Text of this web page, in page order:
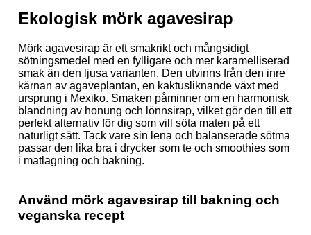
Ekologisk mörk agavesirap
Mörk agavesirap är ett smakrikt och mångsidigt
sötningsmedel med en fylligare och mer karamelliserad
smak än den ljusa varianten. Den utvinns från den inre
kärnan av agaveplantan, en kaktusliknande växt med
ursprung i Mexiko. Smaken påminner om en harmonisk
blandning av honung och lönnsirap, vilket gör den till ett
perfekt alternativ för dig som vill söta maten på ett
naturligt sätt. Tack vare sin lena och balanserade sötma
passar den lika bra i drycker som te och smoothies som
i matlagning och bakning.
Använd mörk agavesirap till bakning och
veganska recept